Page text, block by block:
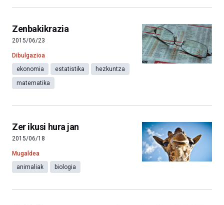
Zenbakikrazia
2015/06/23
Dibulgazioa
ekonomia
estatistika
hezkuntza
matematika
Zer ikusi hura jan
2015/06/18
Mugaldea
animaliak
biologia